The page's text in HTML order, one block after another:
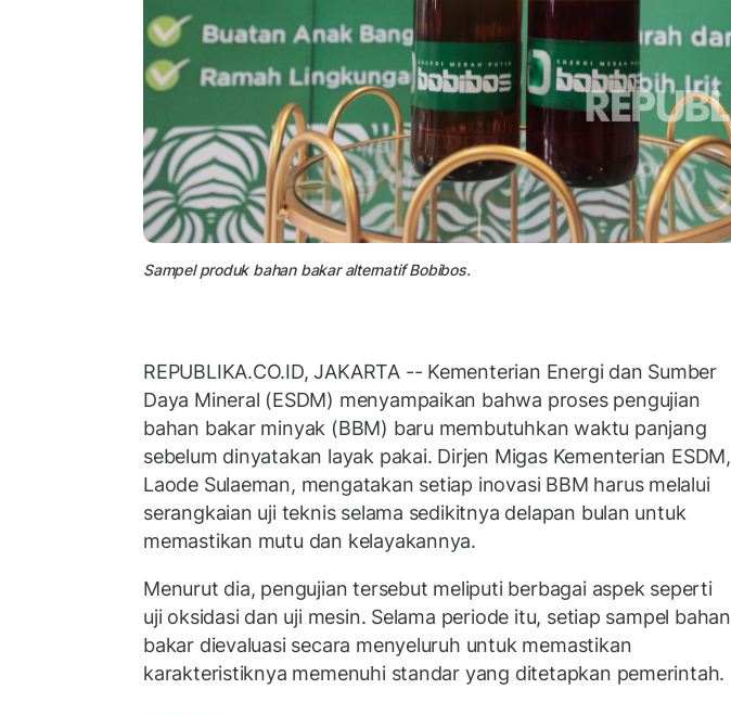
Sampel produk bahan bakar alternatif Bobibos.
REPUBLIKA.CO.ID, JAKARTA -- Kementerian Energi dan Sumber
Daya Mineral (ESDM) menyampaikan bahwa proses pengujian
bahan bakar minyak (BBM) baru membutuhkan waktu panjang
sebelum dinyatakan layak pakai. Dirjen Migas Kementerian ESDM,
Laode Sulaeman, mengatakan setiap inovasi BBM harus melalui
serangkaian uji teknis selama sedikitnya delapan bulan untuk
memastikan mutu dan kelayakannya.
Menurut dia, pengujian tersebut meliputi berbagai aspek seperti
uji oksidasi dan uji mesin. Selama periode itu, setiap sampel bahan
bakar dievaluasi secara menyeluruh untuk memastikan
karakteristiknya memenuhi standar yang ditetapkan pemerintah.